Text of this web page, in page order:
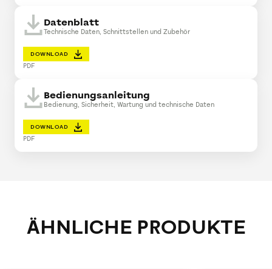
Datenblatt
Technische Daten, Schnittstellen und Zubehör
DOWNLOAD
PDF
Bedienungsanleitung
Bedienung, Sicherheit, Wartung und technische Daten
DOWNLOAD
PDF
ÄHNLICHE PRODUKTE